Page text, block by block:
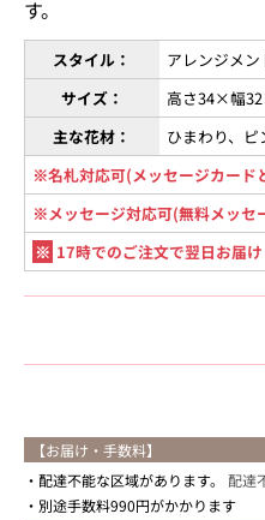
す。
スタイル：
アレンジメ
サイズ：
高さ34×幅
主な花材：
ひまわり、
※名札対応可(メッセージカード
※メッセージ対応可(無料メッセ
※ 17時でのご注文で翌日お届け
【お届け・手数料】
配達不能な区域があります。 配達
別途手数料990円がかかります